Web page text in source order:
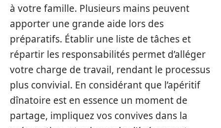
à votre famille. Plusieurs mains peuvent
apporter une grande aide lors des
préparatifs. Établir une liste de tâches et
répartir les responsabilités permet d’alléger
votre charge de travail, rendant le processus
plus convivial. En considérant que l’apéritif
dînatoire est en essence un moment de
partage, impliquez vos convives dans la